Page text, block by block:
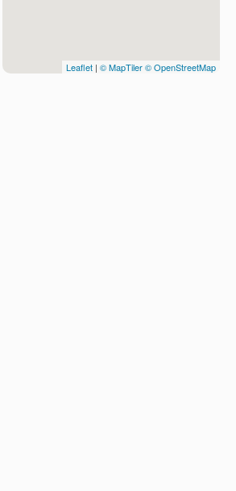
Leaflet | © MapTiler© OpenStreetMap